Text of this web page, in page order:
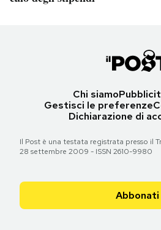
Chi siamo
Gestisci le preferenze
Dichiarazione di
Il Post è una testata registrata presso il
28 settembre 2009 - ISSN 2610-9980
Abbonati